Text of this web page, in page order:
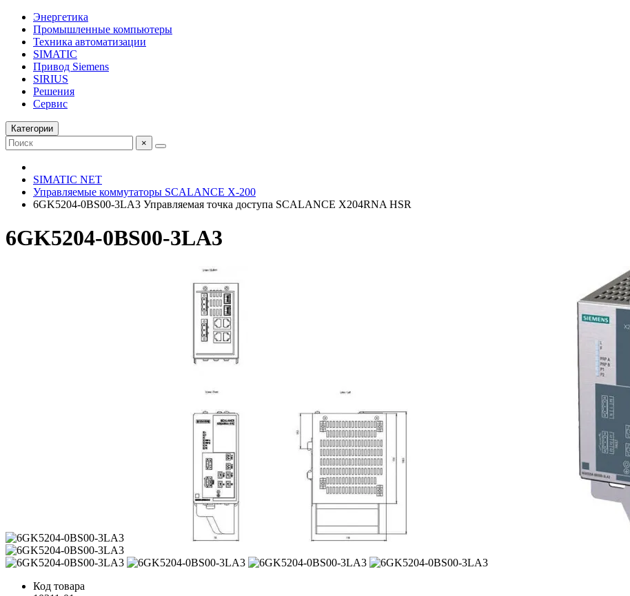
Энергетика
Промышленные компьютеры
Техника автоматизации
SIMATIC
Привод Siemens
SIRIUS
Решения
Сервис
Категории
×
SIMATIC NET
Управляемые коммутаторы SCALANCE X-200
6GK5204-0BS00-3LA3 Управляемая точка доступа SCALANCE X204RNA HSR
6GK5204-0BS00-3LA3
Код товара